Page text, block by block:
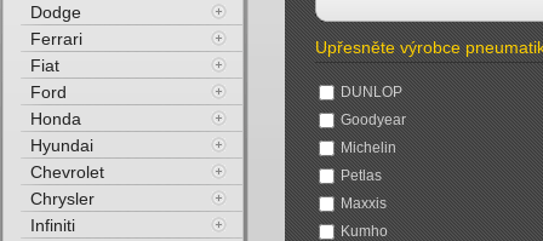
Upřesněte výrobce
DUNLOP
Goodyear
Michelin
Petlas
Maxxis
Kumho
Dodge
Ferrari
Fiat
Ford
Honda
Hyundai
Chevrolet
Chrysler
Infiniti